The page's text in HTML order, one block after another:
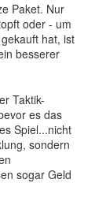
Paket. Nur
oder - um
hat, ist
besserer
Taktik-
es das
Spiel...nicht
sondern
sogar Geld